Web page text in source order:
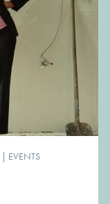
| EVENTS